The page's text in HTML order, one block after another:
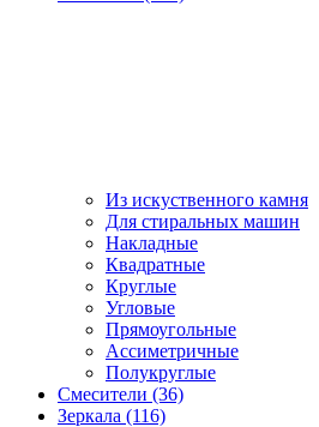
Из искуственного камня
Для стиральных машин
Накладные
Квадратные
Круглые
Угловые
Прямоугольные
Ассиметричные
Полукруглые
Смесители (36)
Зеркала (116)